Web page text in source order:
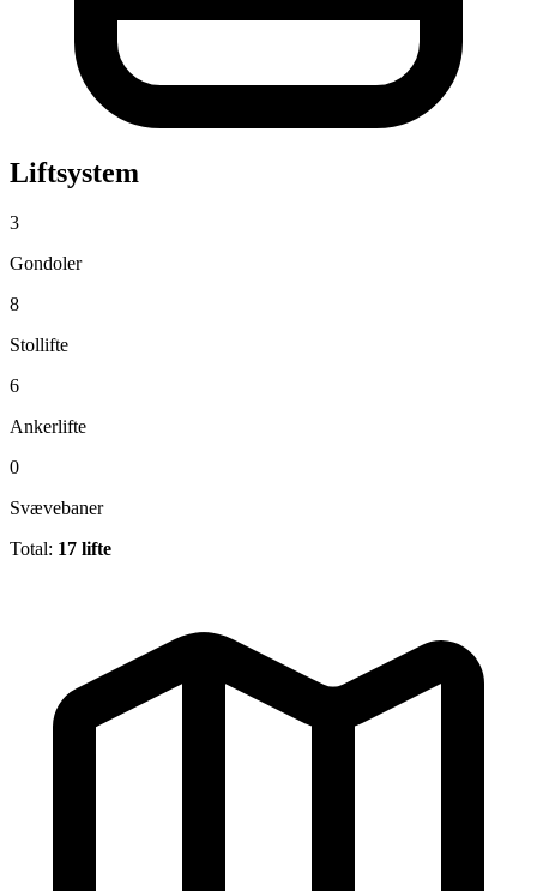
Liftsystem
3
Gondoler
8
Stollifte
6
Ankerlifte
0
Svævebaner
Total: 17 lifte